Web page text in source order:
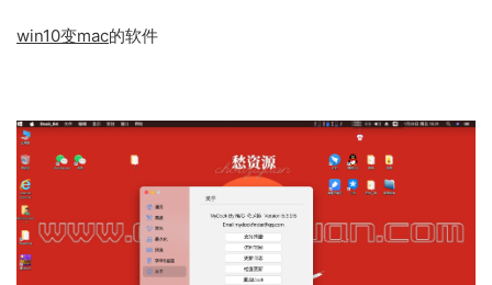
win10变mac的软件